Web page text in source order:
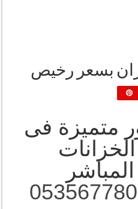
بسعر رخيص
متميزة فى